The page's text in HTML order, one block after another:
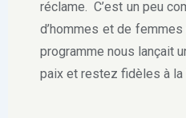
réclame.C’est un peu
d’hommes et de
programme nous lançait
paix et restez fidèles à la